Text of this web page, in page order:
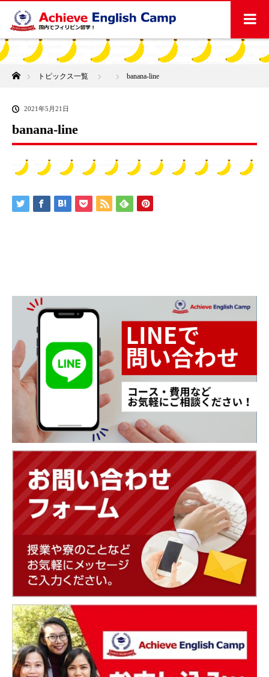
ホームトピックス一覧 banana-line
2021年5月21日
banana-line